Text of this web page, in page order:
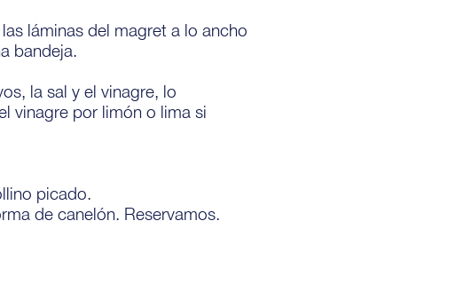
láminas del magret a lo ancho
bandeja.
la sal y el vinagre, lo
vinagre por limón o lima si
picado.
de canelón. Reservamos.